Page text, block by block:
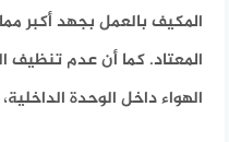
المكيف بالعمل بجهد أكبر
المعتاد. كما أن عدم تنظيف
الهواء داخل الوحدة